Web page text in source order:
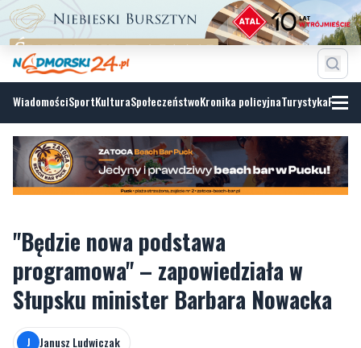
WiadomościSportKulturaSpołeczeństwoKronika policyjnaTurystyka
"Będzie nowa podstawa
Słupsku minister Barbara Nowacka
J Janusz Ludwiczak